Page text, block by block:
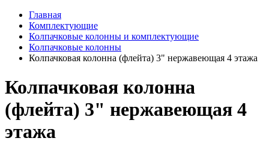
Главная
Комплектующие
Колпачковые колонны и комплектующие
Колпачковые колонны
Колпачковая колонна (флейта) 3" нержавеющая 4 этажа
Колпачковая колонна
(флейта) 3" нержавеющая 4
этажа